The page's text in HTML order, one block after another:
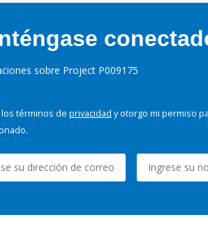
sobre Project P009175
términos de privacidad y otorgo mi permiso